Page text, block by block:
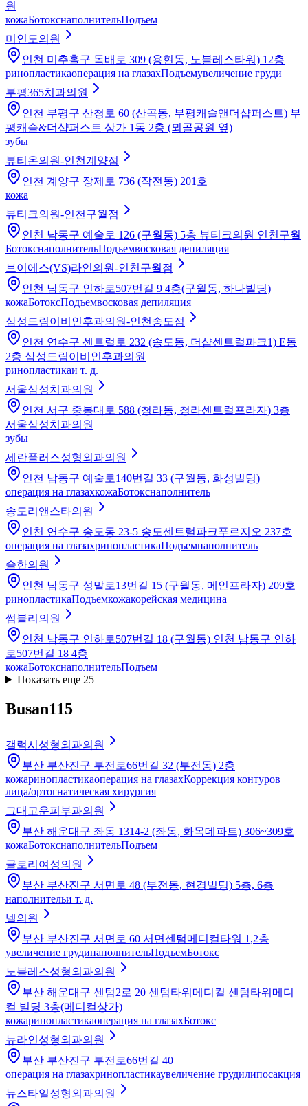
원
кожаБотокснаполнительПодъем
미인도의원
인천 미추홀구 독배로 309 (용현동, 노블레스타워) 12층
ринопластикаоперация на глазахПодъемувеличение груди
부평365치과의원
인천 부평구 산청로 60 (산곡동, 부평캐슬앤더샵퍼스트) 부
평캐슬&더샵퍼스트 상가 1동 2층 (뫼골공원 옆)
зубы
뷰티온의원-인천계양점
인천 계양구 장제로 736 (작전동) 201호
кожа
뷰티크의원-인천구월점
인천 남동구 예술로 126 (구월동) 5층 뷰티크의원 인천구월
БотокснаполнительПодъемвосковая депиляция
브이에스(VS)라인의원-인천구월점
인천 남동구 인하로507번길 9 4층(구월동, 하나빌딩)
кожаБотоксПодъемвосковая депиляция
삼성드림이비인후과의원-인천송도점
인천 연수구 센트럴로 232 (송도동, 더샵센트럴파크1) E동
2층 삼성드림이비인후과의원
ринопластикаи т. д.
서울삼성치과의원
인천 서구 중봉대로 588 (청라동, 청라센트럴프라자) 3층
서울삼성치과의원
зубы
세란플러스성형외과의원
인천 남동구 예술로140번길 33 (구월동, 화성빌딩)
операция на глазахкожаБотокснаполнитель
송도리앤스타의원
인천 연수구 송도동 23-5 송도센트럴파크푸르지오 237호
операция на глазахринопластикаПодъемнаполнитель
슬한의원
인천 남동구 성말로13번길 15 (구월동, 메인프라자) 209호
ринопластикаПодъемкожакорейская медицина
썸블리의원
인천 남동구 인하로507번길 18 (구월동) 인천 남동구 인하
로507번길 18 4층
кожаБотокснаполнительПодъем
Показать еще 25
Busan115
갤럭시성형외과의원
부산 부산진구 부전로66번길 32 (부전동) 2층
кожаринопластикаоперация на глазахКоррекция контуров
лица/ортогнатическая хирургия
그대고운피부과의원
부산 해운대구 좌동 1314-2 (좌동, 화목데파트) 306~309호
кожаБотокснаполнительПодъем
글로리여성의원
부산 부산진구 서면로 48 (부전동, 현경빌딩) 5층, 6층
наполнительи т. д.
넬의원
부산 부산진구 서면로 60 서면센텀메디컬타워 1,2층
увеличение грудинаполнительПодъемБотокс
노블레스성형외과의원
부산 해운대구 센텀2로 20 센텀타워메디컬 센텀타워메디
컬 빌딩 3층(메디컬상가)
кожаринопластикаоперация на глазахБотокс
뉴라인성형외과의원
부산 부산진구 부전로66번길 40
операция на глазахринопластикаувеличение грудилипосакция
뉴스타일성형외과의원